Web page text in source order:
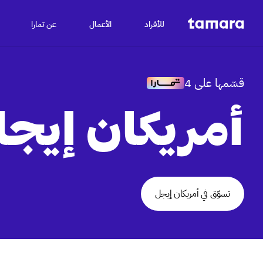
للأفراد الأعمال عن تمارا
قسّمها على 4
أمريكان
تسوّق في أمريكان إيجل